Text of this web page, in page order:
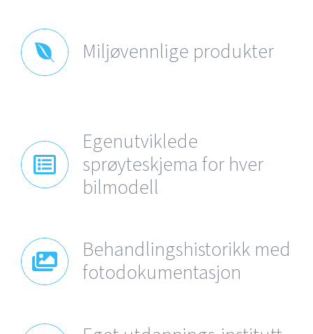
Miljøvennlige produkter
Egenutviklede
sprøyteskjema for hver
bilmodell
Behandlingshistorikk med
fotodokumentasjon